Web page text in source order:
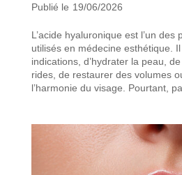
19/06/2026
L’acide hyaluronique est l’un des
utilisés en médecine esthétique.
indications, d’hydrater la peau,
rides, de restaurer des volumes
l’harmonie du visage. Pourtant,